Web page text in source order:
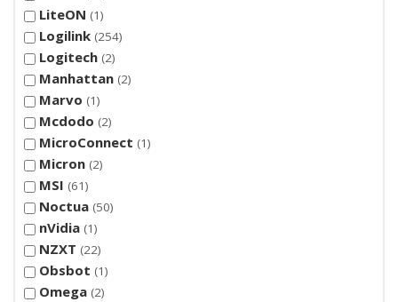
LiteON 1
Logilink 254
Logitech 2
Manhattan 2
Marvo 1
Mcdodo 2
MicroConnect 1
Micron 2
MSI 61
Noctua 50
nVidia 1
NZXT 22
Obsbot 1
Omega 2